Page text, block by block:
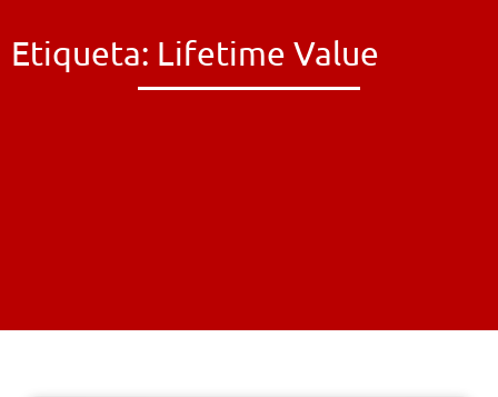
Etiqueta: Lifetime Value